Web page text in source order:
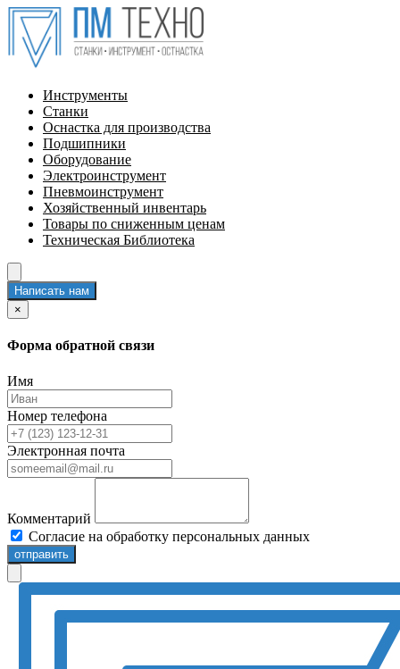
Инструменты
Станки
Оснастка для производства
Подшипники
Оборудование
Электроинструмент
Пневмоинструмент
Хозяйственный инвентарь
Товары по сниженным ценам
Техническая Библиотека
Написать нам
×
Форма обратной связи
Имя
Номер телефона
Электронная почта
Комментарий
Согласие на обработку персональных данных
отправить